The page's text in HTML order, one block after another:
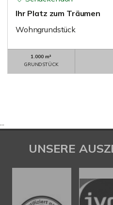
Ihr Platz zum Träumen
Wohngrundstück
1.000 m²
GRUNDSTÜCK
...
UNSERE